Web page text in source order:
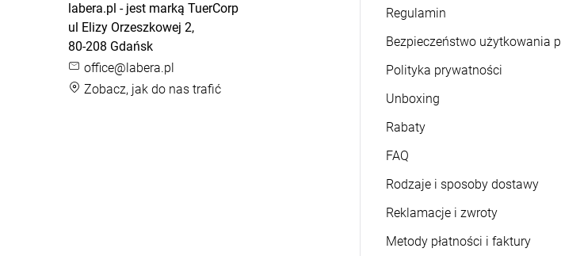
labera.pl - jest marką TuerCorp
ul Elizy Orzeszkowej 2,
80-208 Gdańsk
office@labera.pl
Zobacz, jak do nas trafić
Regulamin
Bezpieczeństwo użytkowania
Polityka prywatności
Unboxing
Rabaty
FAQ
Rodzaje i sposoby dostawy
Reklamacje i zwroty
Metody płatności i faktury